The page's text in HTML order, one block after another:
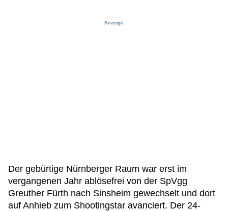
Anzeige
Der gebürtige Nürnberger Raum war erst im
vergangenen Jahr ablösefrei von der SpVgg
Greuther Fürth nach Sinsheim gewechselt und dort
auf Anhieb zum Shootingstar avanciert. Der 24-